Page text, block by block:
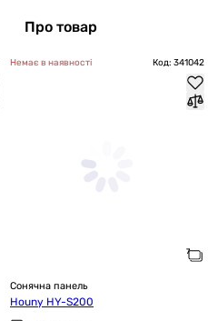
Про товар
Немає в наявності Код: 341042
Сонячна панель
Houny HY-S200